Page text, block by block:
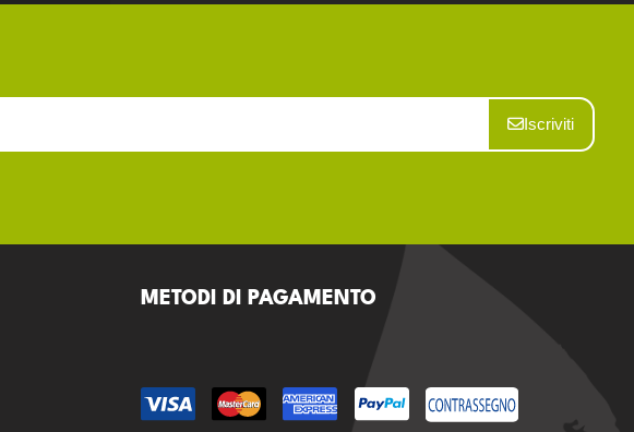
Iscriviti
METODI DI PAGAMENTO